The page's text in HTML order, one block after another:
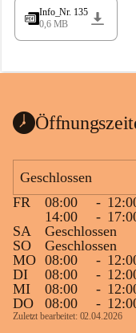
d
l
a
Info_Nr. 135
0,6 MB
Geschlossen
FR
08:00 -
14:00
-
SA
Geschlossen
SO
Geschlossen
MO 08:00 -
DI
08:00 -
MI
08:00 -
DO
08:00 -
Zuletzt bearbeitet: 02.04.2026